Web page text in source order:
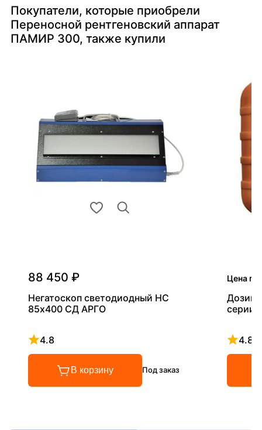
Покупатели, которые приобрели
Переносной рентгеновский аппарат
ПАМИР 300, также купили
88 450 ₽
Негатоскоп светодиодный НС
85х400 СД АРГО
4.8
Рейтинг 4.8 из 5
В корзину Под заказ
Цена по
серии
4.8